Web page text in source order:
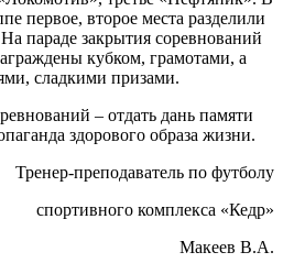
первое, второе места разделили
параде закрытия соревнований
кубком, грамотами, а
сладкими призами.
– отдать дань памяти
здорового образа жизни.
Тренер-преподаватель по футболу
спортивного комплекса «Кедр»
Макеев В.А.